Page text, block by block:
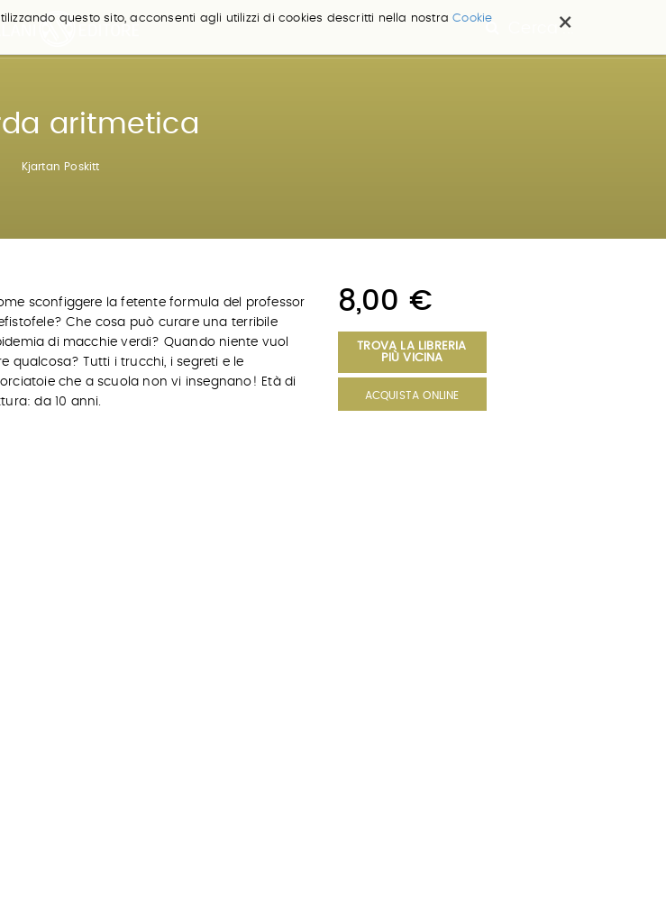
×
questo sito, acconsenti agli utilizzi di cookies descritti nella nostraCookie
Cerca ...
aritmetica
Kjartan Poskitt
sconfiggere la fetente formula del professor
Che cosa può curare una terribile
di macchie verdi? Quando niente vuol
qualcosa? Tutti i trucchi, i segreti e le
che a scuola non vi insegnano! Età di
da 10 anni.
8,00 €
TROVA LA LIBRERIA
PIÙ VICINA
ACQUISTA ONLINE